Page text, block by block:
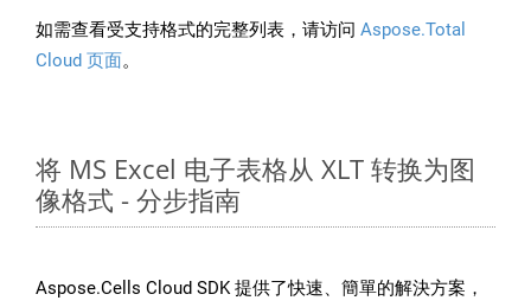
如需查看受支持格式的完整列表，请访问 Aspose.Total
Cloud 页面。
将 MS Excel 电子表格从 XLT 转换为图
像格式 - 分步指南
Aspose.Cells Cloud SDK 提供了快速、簡單的解決方案，